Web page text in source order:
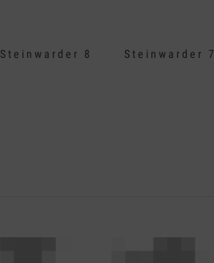
Steinwarder 8 Steinwarder 7